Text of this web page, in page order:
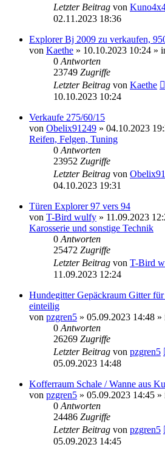
Letzter Beitrag von
02.11.2023 18:36
Explorer Bj 2009 zu verkaufen,
von Kaethe » 10.10.2023 10:24 »
0 Antworten
23749 Zugriffe
Letzter Beitrag von Kaethe
10.10.2023 10:24
Verkaufe 275/60/15
von Obelix91249 » 04.10.2023
Reifen, Felgen, Tuning
0 Antworten
23952 Zugriffe
Letzter Beitrag von
04.10.2023 19:31
Türen Explorer 97 vers 94
von T-Bird wulfy » 11.09.2023
Karosserie und sonstige Technik
0 Antworten
25472 Zugriffe
Letzter Beitrag von T-Bird
11.09.2023 12:24
Hundegitter Gepäckraum Gitter
einteilig
von pzgren5 » 05.09.2023 14:48 »
0 Antworten
26269 Zugriffe
Letzter Beitrag von pzgren5
05.09.2023 14:48
Kofferraum Schale / Wanne aus
von pzgren5 » 05.09.2023 14:45 »
0 Antworten
24486 Zugriffe
Letzter Beitrag von pzgren5
05.09.2023 14:45